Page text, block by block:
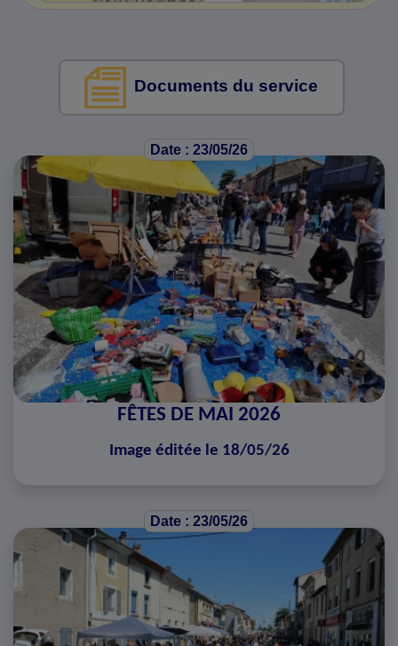
Documents du service
Date : 23/05/26
FÊTES DE MAI 2026
Image éditée le 18/05/26
Date : 23/05/26